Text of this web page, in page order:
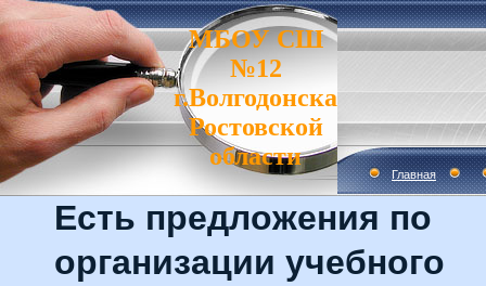
МБОУ СШ
№12
г.Волгодонска
Ростовской
области
Главная
Есть предложения по
организации учебного